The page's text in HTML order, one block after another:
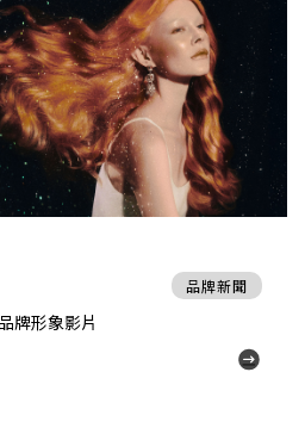
牌形象影片
品牌新聞